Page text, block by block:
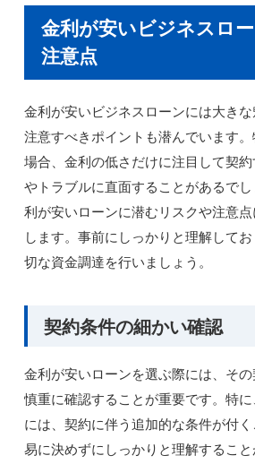
金利が安いビジネスロ
注意点
金利が安いビジネスローンには大きな
注意すべきポイントも潜んでいます
場合、金利の低さだけに注目して契
やトラブルに直面することがあるで
利が安いローンに潜むリスクや注意
します。事前にしっかりと理解して
切な資金調達を行いましょう。
契約条件の細かい確認
金利が安いローンを選ぶ際には、そ
慎重に確認することが重要です。特
には、契約に伴う追加的な条件が付
易に決めずにしっかりと理解すること